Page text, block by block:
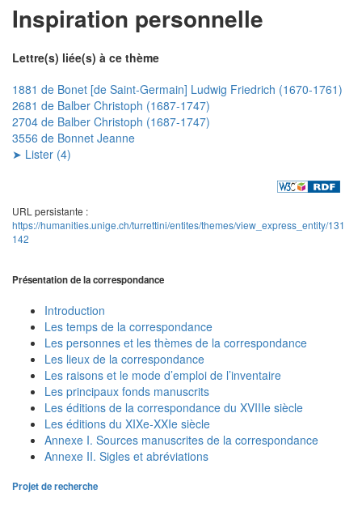
Inspiration personnelle
Lettre(s) liée(s) à ce thème
1881 de Bonet [de Saint-Germain] Ludwig Friedrich (1670-1761)
2681 de Balber Christoph (1687-1747)
2704 de Balber Christoph (1687-1747)
3556 de Bonnet Jeanne
➤ Lister (4)
URL persistante :
https://humanities.unige.ch/turrettini/entites/themes/view_express_entity/131
142
Présentation de la correspondance
Introduction
Les temps de la correspondance
Les personnes et les thèmes de la correspondance
Les lieux de la correspondance
Les raisons et le mode d’emploi de l’inventaire
Les principaux fonds manuscrits
Les éditions de la correspondance du XVIIIe siècle
Les éditions du XIXe-XXIe siècle
Annexe I. Sources manuscrites de la correspondance
Annexe II. Sigles et abréviations
Projet de recherche